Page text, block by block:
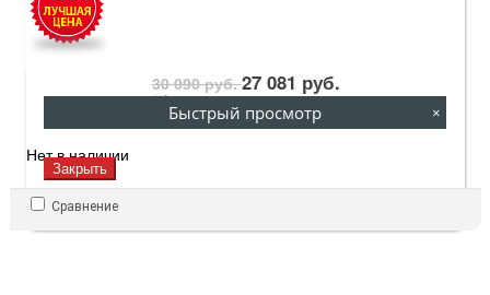
30 090 руб.27 081 руб.
27 081 руб.
Нет в наличии
Сравнение
Быстрый просмотр ×
Закрыть